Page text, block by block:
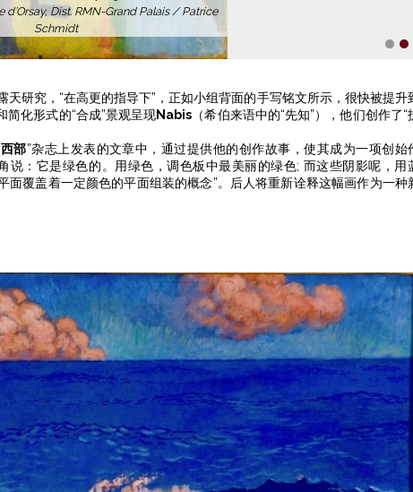
dit aussi Paysage au Bois d’Amour, recto,
Dist. RMN-Grand Palais / Patrice Schmidt
研究，“在高更的指导下”，正如小组背面的手写铭文所示，很快被提升
化形式的“合成”景观呈现Nabis （希伯来语中的“先知”），他们创作了“
部”杂志上发表的文章中，通过提供他的创作故事，使其成为一项创始
说：它是绿色的。用绿色，调色板中最美丽的绿色; 而这些阴影呢，用
面覆盖着一定颜色的平面组装的概念”。后人将重新诠释这幅画作为一种